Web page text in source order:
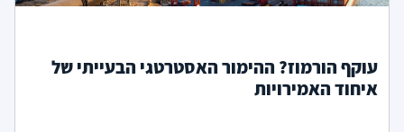
עוקף הורמוז? ההימור האסטרטגי הבעייתי של
איחוד האמירויות